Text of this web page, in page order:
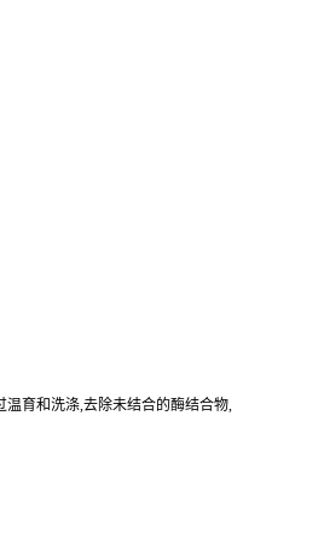
温育和洗涤,去除未结合的酶结合物,